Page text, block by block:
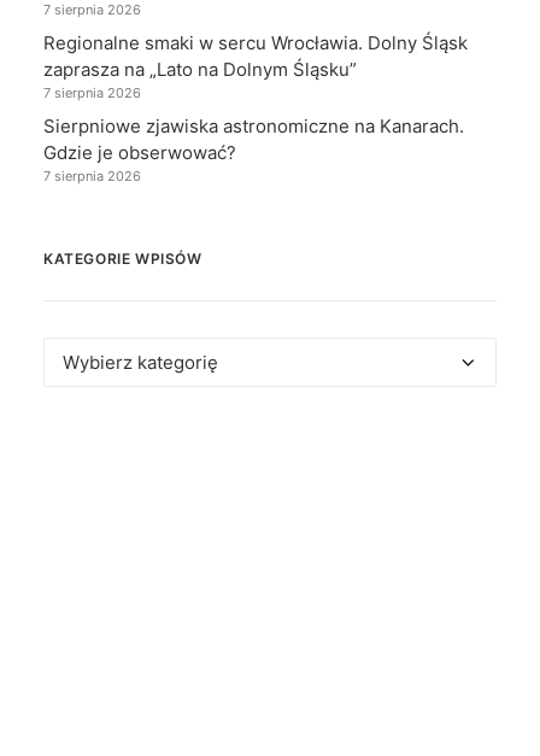
7 sierpnia 2026
Regionalne smaki w sercu Wrocławia. Dolny Śląsk
zaprasza na „Lato na Dolnym Śląsku”
7 sierpnia 2026
Sierpniowe zjawiska astronomiczne na Kanarach.
Gdzie je obserwować?
7 sierpnia 2026
KATEGORIE WPISÓW
Kategorie